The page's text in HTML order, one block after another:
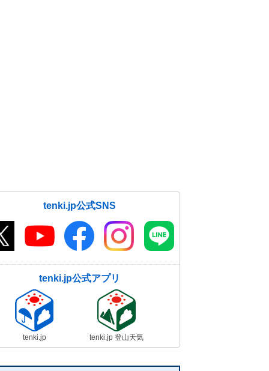
tenki.jp公式SNS
tenki.jp公式アプリ
tenki.jp tenki.jp 登山天気